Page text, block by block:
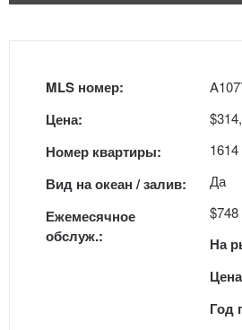
MLS номер:
Цена:
Номер квартиры:
Вид на океан / залив:
Ежемесячное
обслуж.:
1614
Да
$748
На
Год